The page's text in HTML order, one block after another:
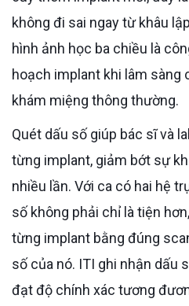
không đi sai ngay từ khâu
hình ảnh học ba chiều là
hoạch implant khi lâm sàng
khám miệng thông thường.
Quét dấu số giúp bác sĩ và labo ghi nhận đúng vị trí
từng implant, giảm bớt sự
nhiều lần. Với ca có hai hệ
số không phải chỉ là tiện
từng implant bằng đúng
số của nó. ITI ghi nhận dấu
đạt độ chính xác tương